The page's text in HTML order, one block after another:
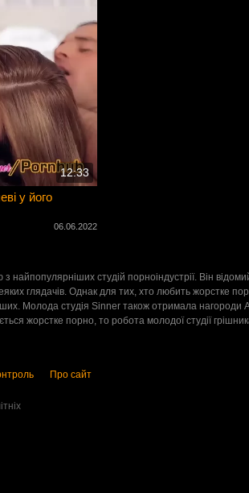
12:33
у його
06.06.2022
студій порноіндустрії. Він
глядачів. Однак для тих, хто любить жорстке
Молода студія Sinner також отримала
жорстке порно, то робота молодої студії
Про сайт